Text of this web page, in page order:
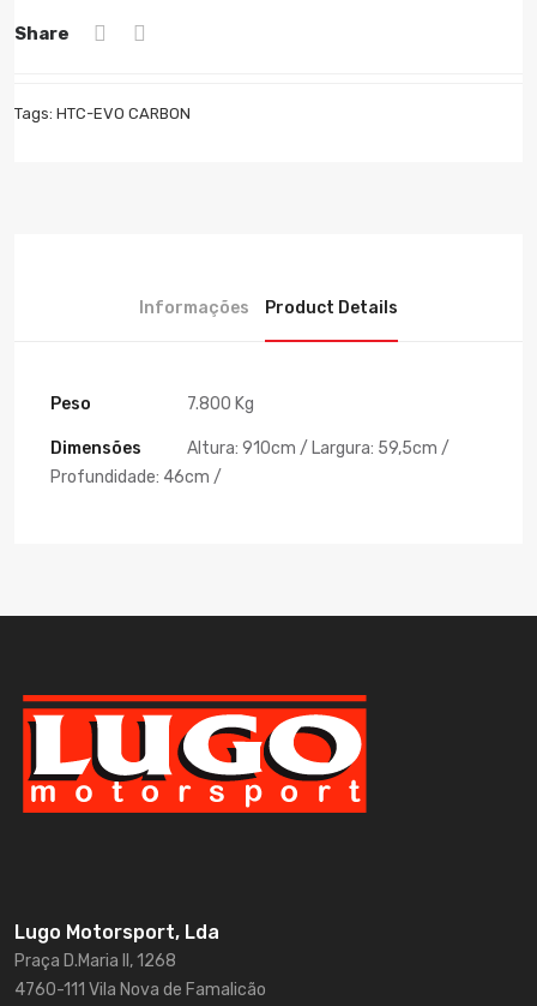
Share
Tags: HTC-EVO CARBON
Informações Product Details
Peso 7.800 Kg
Dimensões
Altura: 910cm / Largura: 59,5cm /
Profundidade: 46cm /
Lugo Motorsport, Lda
Praça D.Maria II, 1268
4760-111 Vila Nova de Famalicão